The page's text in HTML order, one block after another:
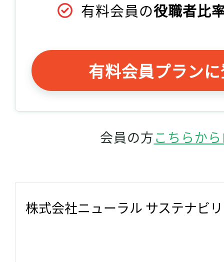
有料会員の役職者比
有料会員プラン
会員の方こちらか
株式会社ニューラル サステナビ